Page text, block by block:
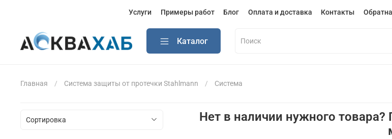
Услуги Примеры работ Блог Оплата и доставка Контакты
Каталог
Главная Система защиты от протечки Stahlmann Система
Нет в наличии нужного